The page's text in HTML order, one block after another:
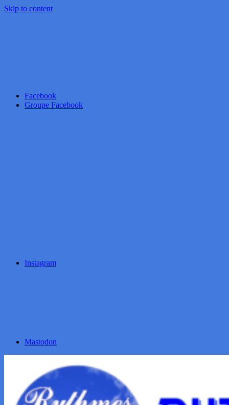
Skip to content
Facebook
Groupe Facebook
Instagram
Mastodon